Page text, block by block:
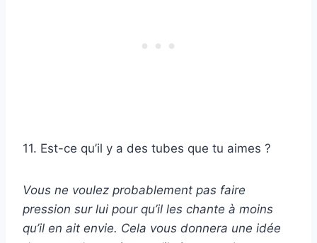
11. Est-ce qu’il y a des tubes que tu aimes ?
Vous ne voulez probablement pas faire
pression sur lui pour qu’il les chante à moins
qu’il en ait envie. Cela vous donnera une idée